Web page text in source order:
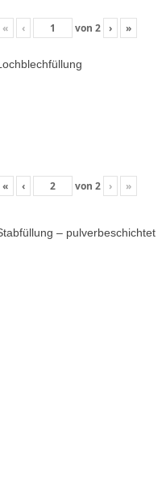
« ‹ von 2 › »
« ‹ von 2 › »
– pulverbeschichtet